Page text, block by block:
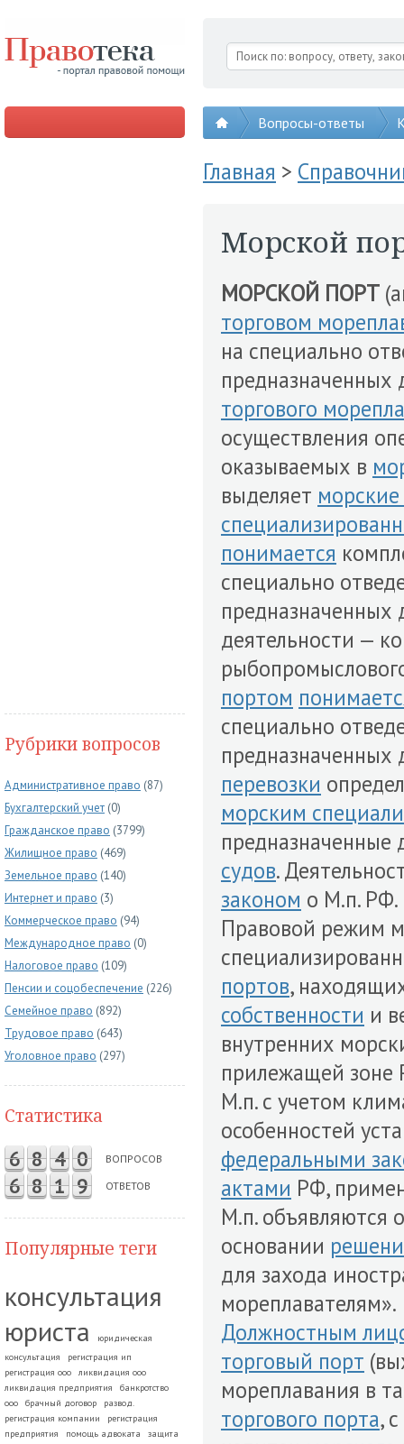
Вопросы-ответы
Рубрики вопросов
Административное право (87)
Бухгалтерский учет (0)
Гражданское право (3799)
Жилищное право (469)
Земельное право (140)
Интернет и право (3)
Коммерческое право (94)
Международное право (0)
Налоговое право (109)
Пенсии и соцобеспечение (226)
Семейное право (892)
Трудовое право (643)
Уголовное право (297)
Статистика
6 8 4 0 ВОПРОСОВ
6 8 1 9 ОТВЕТОВ
Популярные теги
консультация
юриста
юридическая
консультация
регистрация ип
регистрация ооо
ликвидация ооо
ликвидация предприятия
банкротство
ооо
брачный договор
развод.
регистрация компании
регистрация
предприятия
помощь адвоката
защита
Главная >
Морской
МОРСКОЙ ПОРТ
торговом
на специально
торгового
осуществления
оказываемых в
выделяет
понимается
специально
предназначенных
деятельности —
портом
специально
перевозки
морским
предназначенные
судов.
законом о М.п. РФ.
Правовой режим
портов,
собственности и
внутренних
прилежащей зоне
М.п. с учетом
особенностей
федеральными
актами РФ,
М.п. объявляются
основании
для захода
мореплавателям».
Должностным
торговый порт
мореплавания в
торгового порта,